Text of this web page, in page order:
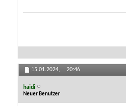
15.01.2024, 20:46
haidi
Neuer Benutzer